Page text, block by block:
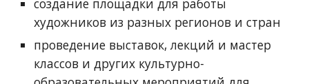
создание площадки для работы
художников из разных регионов и стран
проведение выставок, лекций и мастер
классов и других культурно-